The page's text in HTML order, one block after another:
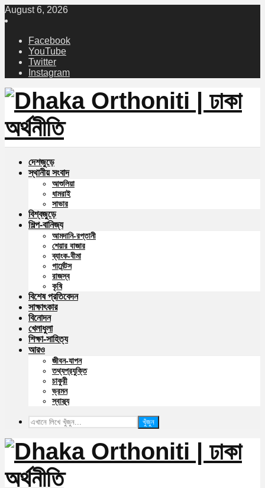
August 6, 2026
Facebook
YouTube
Twitter
Instagram
দেশজুড়ে
স্থানীয় সংবাদ
আশুলিয়া
ধামরাই
সাভার
বিশ্বজুড়ে
শিল্প-বানিজ্য
আমদানি-রপ্তানী
শেয়ার বাজার
ব্যাংক-বীমা
গার্মেন্টস
রাজস্ব
কৃষি
বিশেষ প্রতিবেদন
সাক্ষাৎকার
বিনোদন
খেলাধুলা
শিক্ষা-সাহিত্য
আরও
জীবন-যাপন
তথ্যপ্রযুক্তি
চাকুরী
ভ্রমন
স্বাস্থ্য
খুঁজুন